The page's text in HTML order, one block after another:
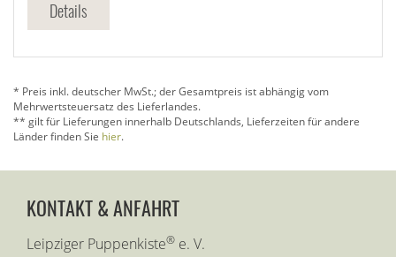
Details
* Preis inkl. deutscher MwSt.; der Gesamtpreis ist abhängig vom
Mehrwertsteuersatz des Lieferlandes.
** gilt für Lieferungen innerhalb Deutschlands, Lieferzeiten für andere
Länder finden Sie hier.
KONTAKT & ANFAHRT
Leipziger Puppenkiste® e. V.